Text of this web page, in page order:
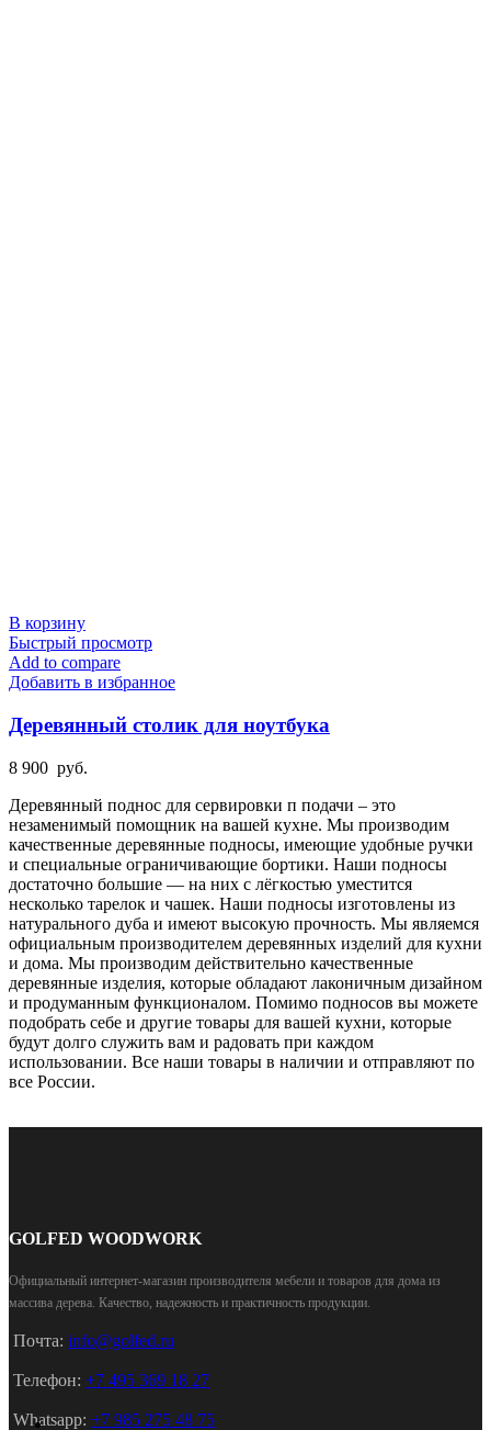
В корзину
Быстрый просмотр
Add to compare
Добавить в избранное
Деревянный столик для ноутбука
8 900 руб.
Деревянный поднос для сервировки п подачи – это
незаменимый помощник на вашей кухне. Мы производим
качественные деревянные подносы, имеющие удобные ручки
и специальные ограничивающие бортики. Наши подносы
достаточно большие — на них с лёгкостью уместится
несколько тарелок и чашек. Наши подносы изготовлены из
натурального дуба и имеют высокую прочность. Мы являемся
официальным производителем деревянных изделий для кухни
и дома. Мы производим действительно качественные
деревянные изделия, которые обладают лаконичным дизайном
и продуманным функционалом. Помимо подносов вы можете
подобрать себе и другие товары для вашей кухни, которые
будут долго служить вам и радовать при каждом
использовании. Все наши товары в наличии и отправляют по
все России.
GOLFED WOODWORK
Официальный интернет-магазин производителя мебели и товаров для дома из
массива дерева Качество, надежность и практичность продукции.
Почта: info@golfed.ru
Телефон: +7 495 369 18 27
Whatsapp: +7 985 275 48 75